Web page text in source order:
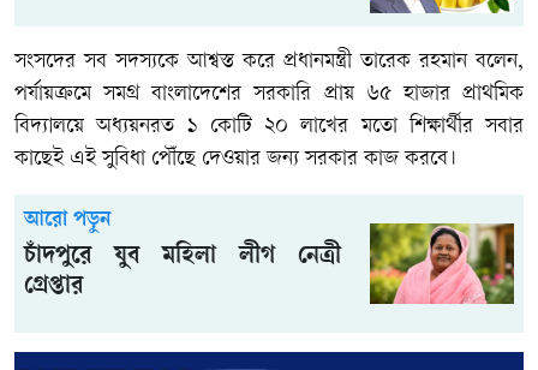
সংসদের সব সদস্যকে আশ্বস্ত করে প্রধানমন্ত্রী তারেক রহমান বলেন,
পর্যায়ক্রমে সমগ্র বাংলাদেশের সরকারি প্রায় ৬৫ হাজার প্রাথমিক
বিদ্যালয়ে অধ্যয়নরত ১ কোটি ২০ লাখের মতো শিক্ষার্থীর সবার
কাছেই এই সুবিধা পৌঁছে দেওয়ার জন্য সরকার কাজ করবে।
আরো পড়ুন
চাঁদপুরে যুব মহিলা লীগ নেত্রী
গ্রেপ্তার